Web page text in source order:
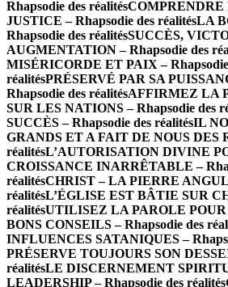
Rhapsodie des réalités
JUSTICE – Rhapsodie des réalitésLA
Rhapsodie des réalitésSUCCÈS,
AUGMENTATION – Rhapsodie des
MISÉRICORDE ET PAIX –
réalitésPRÉSERVÉ PAR SA
Rhapsodie des réalitésAFFIRMEZ LA
SUR LES NATIONS – Rhapsodie des
SUCCÈS – Rhapsodie des réalitésIL
GRANDS ET A FAIT DE NOUS DES
réalitésL’AUTORISATION DIVINE
CROISSANCE INARRÊTABLE –
réalitésCHRIST – LA PIERRE
réalitésL’ÉGLISE EST BÂTIE SUR
réalitésUTILISEZ LA PAROLE
BONS CONSEILS – Rhapsodie des
INFLUENCES SATANIQUES –
PRÉSERVE TOUJOURS SON
réalitésLE DISCERNEMENT
LEADERSHIP – Rhapsodie des réalités